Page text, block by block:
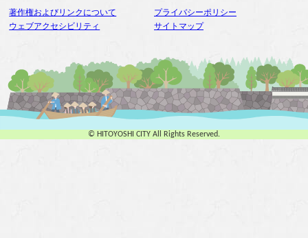
著作権およびリンクについて
プライバシーポリシー
ウェブアクセシビリティ
サイトマップ
© HITOYOSHI CITY All Rights Reserved.